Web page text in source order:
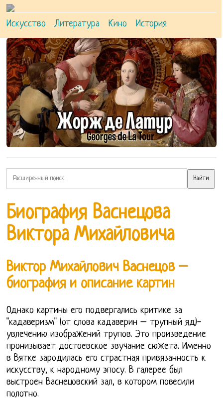
Искусство Литература Кино История
Биография Васнецова
Виктора Михайловича
Виктор Михайлович Васнецов –
биография и описание картин
Однако картины его подвергались критике за
"кадаверизм" (от слова кадаверин – трупный яд)-
увлечению изображений трупов. Это произведение
пронизывает достоевское звучание сюжета. Именно
в Вятке зародилась его страстная привязанность к
искусству, к народному эпосу. В галерее был
выстроен Васнецовский зал, в котором повесили
полотно.